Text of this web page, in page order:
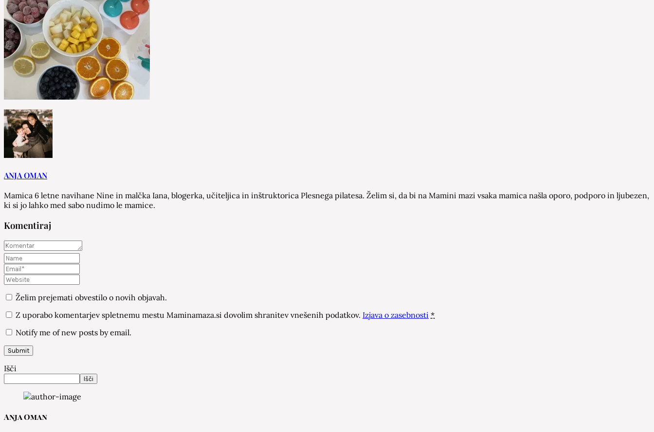
ANJA OMAN
Mamica 6 letne navihane Nine in malčka Iana, blogerka, učiteljica in inštruktorica Plesnega pilatesa. Želim si, da bi na Mamini mazi vsaka mamica našla oporo, podporo in ljubezen,
ki si jo lahko med sabo nudimo le mamice.
Komentiraj
Želim prejemati obvestilo o novih objavah.
Z uporabo komentarjev spletnemu mestu Maminamaza.si dovolim shranitev vnešenih podatkov. Izjava o zasebnosti *
Notify me of new posts by email.
Išči
Išči
Anja Oman